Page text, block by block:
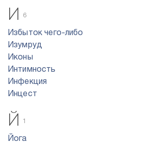
И 6
Избыток чего-либо
Изумруд
Иконы
Интимность
Инфекция
Инцест
Й 1
Йога